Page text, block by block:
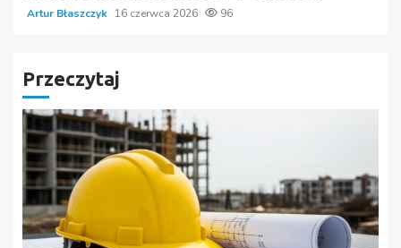
Artur Błaszczyk 16 czerwca 2026 96
Przeczytaj